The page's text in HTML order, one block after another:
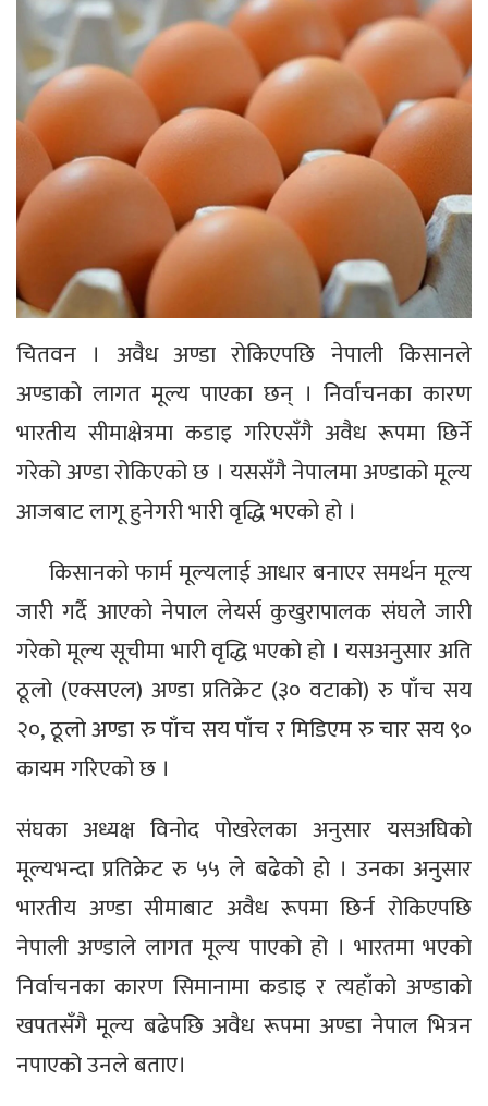
चितवन । अवैध अण्डा रोकिएपछि नेपाली किसानले
अण्डाको लागत मूल्य पाएका छन् । निर्वाचनका कारण
भारतीय सीमाक्षेत्रमा कडाइ गरिएसँगै अवैध रूपमा छिर्ने
गरेको अण्डा रोकिएको छ । यससँगै नेपालमा अण्डाको मूल्य
आजबाट लागू हुनेगरी भारी वृद्धि भएको हो ।
किसानको फार्म मूल्यलाई आधार बनाएर समर्थन मूल्य
जारी गर्दै आएको नेपाल लेयर्स कुखुरापालक संघले जारी
गरेको मूल्य सूचीमा भारी वृद्धि भएको हो । यसअनुसार अति
ठूलो (एक्सएल) अण्डा प्रतिक्रेट (३० वटाको) रु पाँच सय
२०, ठूलो अण्डा रु पाँच सय पाँच र मिडिएम रु चार सय ९०
कायम गरिएको छ ।
संघका अध्यक्ष विनोद पोखरेलका अनुसार यसअघिको
मूल्यभन्दा प्रतिक्रेट रु ५५ ले बढेको हो । उनका अनुसार
भारतीय अण्डा सीमाबाट अवैध रूपमा छिर्न रोकिएपछि
नेपाली अण्डाले लागत मूल्य पाएको हो । भारतमा भएको
निर्वाचनका कारण सिमानामा कडाइ र त्यहाँको अण्डाको
खपतसँगै मूल्य बढेपछि अवैध रूपमा अण्डा नेपाल भित्रन
नपाएको उनले बताए।